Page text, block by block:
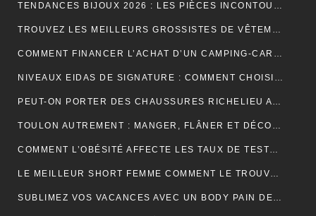
TENDANCES BIJOUX 2026 : LES PIÈCES INCONTOURNABLES À PORTER CETTE ANNÉE
TROUVEZ LES MEILLEURS GROSSISTES DE VÊTEMENTS PAT PATROUILLE POUR BOOSTER VOTRE ACTIVITÉ DE REVENTE RENTABLE
COMMENT FINANCER L’ACHAT D’UN CAMPING-CAR : CRÉDIT, LEASING OU PAIEMENT COMPTANT ?
NIVEAUX EIDAS DE SIGNATURE : COMMENT CHOISIR LE BON NIVEAU POUR SÉCURISER VOS DOCUMENTS
PEUT-ON PORTER DES CHAUSSURES RICHELIEU AVEC UN JEAN ?
TOULON AUTREMENT : MANGER, FLÂNER ET DÉCOUVRIR LES VRAIES BONNES ADRESSES
COMMENT L’OBÉSITÉ AFFECTE LES TAUX DE TESTOSTÉRONE ET LA LIBIDO MASCULINE
LE MEILLEUR SHORT FEMME COMMENT LE TROUVER RAPIDEMENT ET EFFICACEMENT
SUBLIMEZ VOS VACANCES AVEC UN BODY PAIN DE SUCRE PARFAIT POUR UN LOOK ÉLÉGANT EN VOYAGE